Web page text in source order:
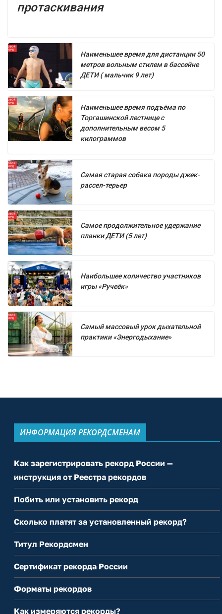
протаскивания
Наименьшее время для дистанции 50
метров вольным стилем в бассейне
ДЕТИ ( мальчик 9 лет)
Наименьшее время подъёма по
Торгашинской лестнице с
дополнительным весом 5
килограммов
Самая старая собака породы джек-
рассел-терьер
Самое продолжительное удержание
планки ДЕТИ (5 лет)
Наибольшее количество участников
игры «Ручеёк»
Самый массовый урок дыхательной
практики «Энергодыхание»
ИНФОРМАЦИЯ РЕКОРДСМЕНАМ
Как зарегистрировать рекорд России —
инструкция от Реестра рекордов
Побить или установить рекорд
Сколько платят за установленный рекорд?
Титул Рекордсмен
Сертификат рекорда России
Форматы рекордов
Как измеряются рекорды?